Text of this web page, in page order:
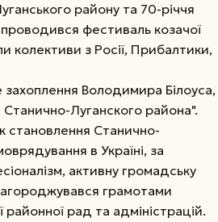
району та 70-річчя
фестиваль козачої
колективи з Росії, Прибалтики,
захоплення Володимира Білоуса,
Луганского района".
становлення Станично-
в Україні, за
активну громадську
грамотами
районної рад та адміністрацій.